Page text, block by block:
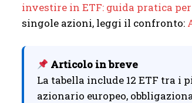
investire in ETF: guida pratica
singole azioni, leggi il confronto:
Articolo in breve
La tabella include 12 ETF tra i
azionario europeo,